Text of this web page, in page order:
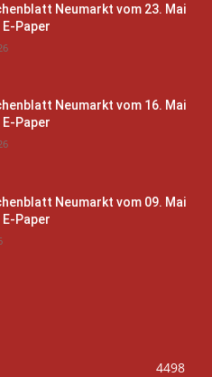
Neumarkt vom 23. Mai
Paper
Neumarkt vom 16. Mai
Paper
Neumarkt vom 09. Mai
Paper
4498